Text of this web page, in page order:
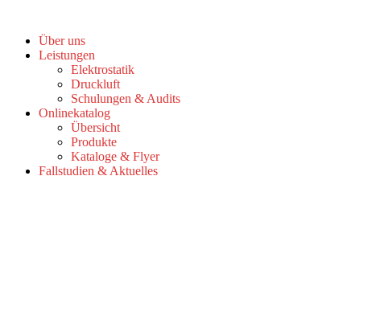
springenÜber uns
Leistungen
Elektrostatik
Druckluft
Schulungen & Audits
Onlinekatalog
Übersicht
Produkte
Kataloge & Flyer
Fallstudien & Aktuelles